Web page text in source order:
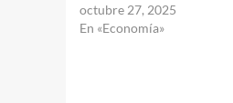
octubre 27, 2025
En «Economía»